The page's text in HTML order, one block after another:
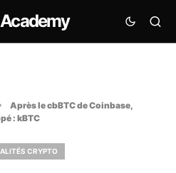
Après le cbBTC de Coinbase,
: kBTC
CRYPTO